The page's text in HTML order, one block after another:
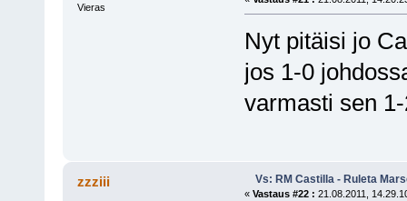
Vieras
Nyt pitäisi jo
jos 1-0
varmasti sen
zzziii Vs: RM Castilla - Ruleta
« Vastaus #22 : 21.08.2011,